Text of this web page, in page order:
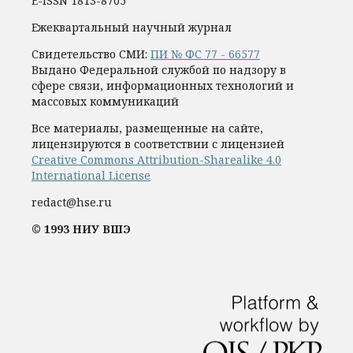
Ежеквартальный научный журнал
Свидетельство СМИ: ПИ № ФС 77 - 66577
Выдано Федеральной службой по надзору в
сфере связи, информационных технологий и
массовых коммуникаций
Все материалы, размещенные на сайте,
лицензируются в соответствии с лицензией
Creative Commons Attribution-Sharealike 4.0
International License
redact@hse.ru
© 1993 НИУ ВШЭ